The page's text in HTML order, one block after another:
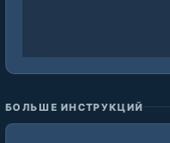
БОЛЬШЕ ИНСТРУКЦИЙ